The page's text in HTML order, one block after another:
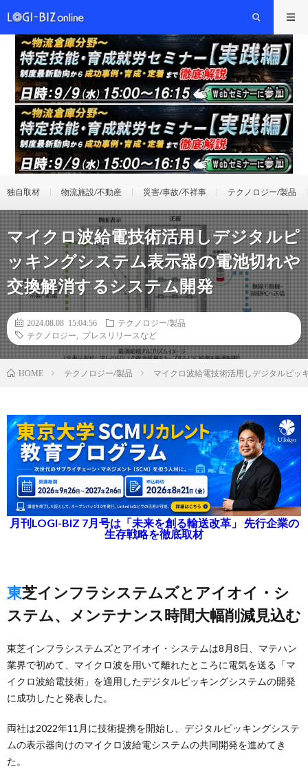
独自取材 物流施設/不動産 災害/事故/不祥事 テクノロジー/製品
マイクロ波給電技術活用しデジタルピ
ッキングシステム表示器の電池切れや
交換解消するシステム開発
2024.08.08 15:04:56
テクノロジー/製品
テクノロジー
プレスリリースなど
HOME テクノロジー/製品 マイクロ波給電技術活用しデジタルピッ
月刊LOGI-BIZ 7月号は「未来を創る輸送改革」 先行企業の
生存戦略を徹底取材
東芝インフラシステムズとアイオイ・シ
ステム、メンテナンス時間大幅削減見込む
東芝インフラシステムズとアイオイ・システムは8月8日、マテハン
業界で初めて、マイクロ波を用いて離れたところに電気を送る「マ
イクロ波給電技術」を適用したデジタルピッキングシステムの開発
に成功したと発表した。
両社は2022年11月に技術提携を開始し、デジタルピッキングシステ
ムの表示器向けのマイクロ波給電システムの共同開発を進めてき
た。